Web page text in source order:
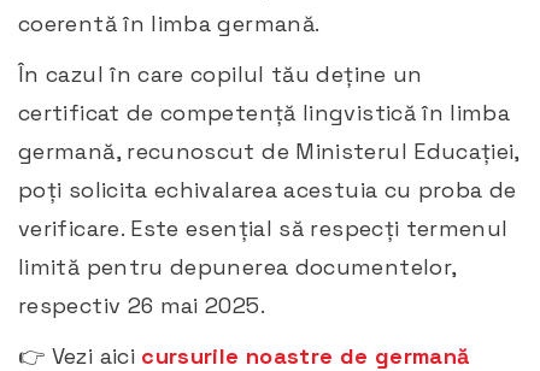
coerentă în limba germană.​
În cazul în care copilul tău deține un
certificat de competență lingvistică în limba
germană, recunoscut de Ministerul Educației,
poți solicita echivalarea acestuia cu proba de
verificare. Este esențial să respecți termenul
limită pentru depunerea documentelor,
respectiv 26 mai 2025. ​
👉 Vezi aici cursurile noastre de germană